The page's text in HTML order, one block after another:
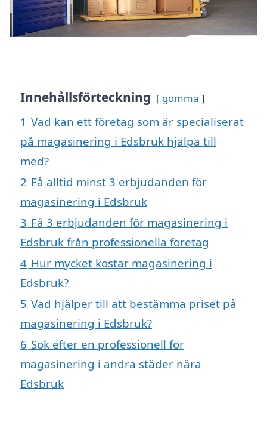
Innehållsförteckning gömma
1 Vad kan ett företag som är specialiserat
på magasinering i Edsbruk hjälpa till
med?
2 Få alltid minst 3 erbjudanden för
magasinering i Edsbruk
3 Få 3 erbjudanden för magasinering i
Edsbruk från professionella företag
4 Hur mycket kostar magasinering i
Edsbruk?
5 Vad hjälper till att bestämma priset på
magasinering i Edsbruk?
6 Sök efter en professionell för
magasinering i andra städer nära
Edsbruk